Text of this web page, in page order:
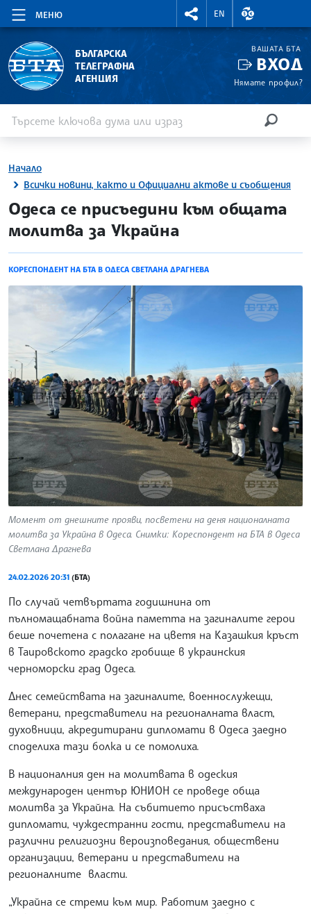
МЕНЮ
RIGHTMENU.SOCIAL
EN
ВАЛУТНИ
БЪЛГАРСКА
ТЕЛЕГРАФНА
АГЕНЦИЯ
ВАШАТА БТА
ВХОД
Нямате профил?
Начало
Всички новини, както и Официални актове и съобщения
site.bta
Одеса се присъедини към общата
молитва за Украйна
КОРЕСПОНДЕНТ НА БТА В ОДЕСА СВЕТЛАНА ДРАГНЕВА
Момент от днешните прояви, посветени на деня националната
молитва за Украйна в Одеса. Снимки: Кореспондент на БТА в Одеса
Светлана Драгнева
24.02.2026 20:31 (БТА)
По случай четвъртата годишнина от
пълномащабната война паметта на загиналите герои
беше почетена с полагане на цветя на Казашкия кръст
в Таировското градско гробище в украинския
черноморски град Одеса.
Днес семействата на загиналите, военнослужещи,
ветерани, представители на регионалната власт,
духовници, акредитирани дипломати в Одеса заедно
споделиха тази болка и се помолиха.
В националния ден на молитвата в одеския
международен център ЮНИОН се проведе обща
молитва за Украйна. На събитието присъстваха
дипломати, чуждестранни гости, представители на
различни религиозни вероизповедания, обществени
организации, ветерани и представители на
регионалните власти.
„Украйна се стреми към мир. Работим заедно с